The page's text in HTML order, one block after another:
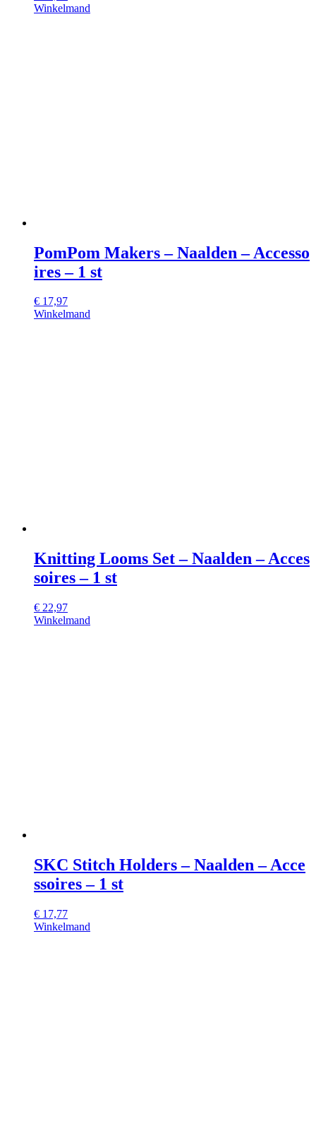
Winkelmand
PomPom Makers – Naalden – Accesso
ires – 1 st
€ 17,97
Winkelmand
Knitting Looms Set – Naalden – Acces
soires – 1 st
€ 22,97
Winkelmand
SKC Stitch Holders – Naalden – Acce
ssoires – 1 st
€ 17,77
Winkelmand